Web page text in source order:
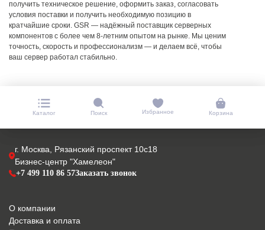
получить техническое решение, оформить заказ, согласовать
условия поставки и получить необходимую позицию в
кратчайшие сроки. GSR — надёжный поставщик серверных
компонентов с более чем 8-летним опытом на рынке. Мы ценим
точность, скорость и профессионализм — и делаем всё, чтобы
ваш сервер работал стабильно.
Каталог Поиск Избранное Корзина
г. Москва, Рязанский проспект 10с18
Бизнес-центр "Хамелеон"
+7 499 110 86 57Заказать звонок
О компании
Доставка и оплата